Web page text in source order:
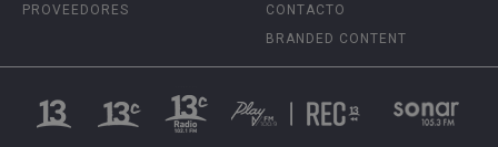
PROVEEDORES
CONTACTO
BRANDED CONTENT